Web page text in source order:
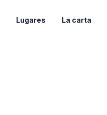
Lugares La carta